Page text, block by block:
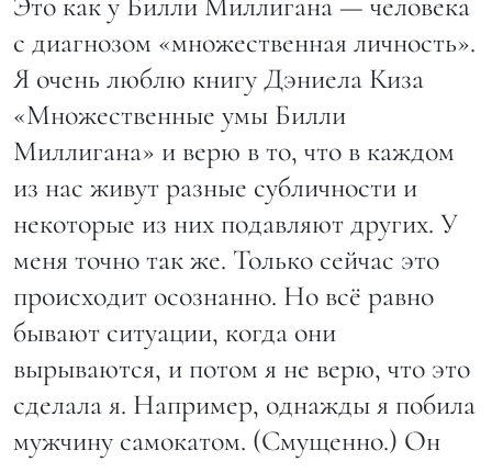
с диагнозом «множественная личность».
Я очень люблю книгу Дэниела Киза
«Множественные умы Билли
Миллигана» и верю в то, что в каждом
из нас живут разные субличности и
некоторые из них подавляют других. У
меня точно так же. Только сейчас это
происходит осознанно. Но всё равно
бывают ситуации, когда они
вырываются, и потом я не верю, что это
сделала я. Например, однажды я побила
мужчину самокатом. (Смущенно.) Он